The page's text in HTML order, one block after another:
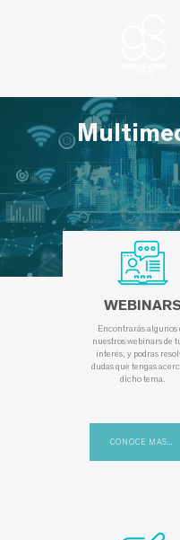
Encontrarás algunos
nuestros webinars de
interés, y podras
dudas que tengas
dicho tema.
CONOCE MÁS...